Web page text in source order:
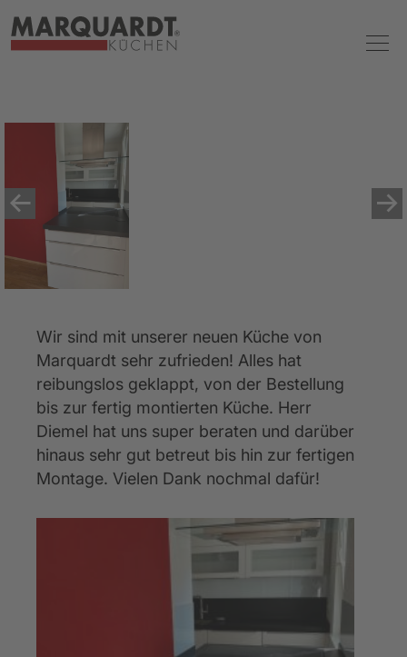
Wir sind mit unserer neuen Küche von
Marquardt sehr zufrieden! Alles hat
reibungslos geklappt, von der Bestellung
bis zur fertig montierten Küche. Herr
Diemel hat uns super beraten und darüber
hinaus sehr gut betreut bis hin zur fertigen
Montage. Vielen Dank nochmal dafür!